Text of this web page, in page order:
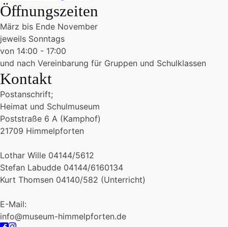
Öffnungszeiten
März bis Ende November
jeweils Sonntags
von 14:00 - 17:00
und nach Vereinbarung für Gruppen und Schulklassen
Kontakt
Postanschrift;
Heimat und Schulmuseum
Poststraße 6 A (Kamphof)
21709 Himmelpforten
Lothar Wille 04144/5612
Stefan Labudde 04144/6160134
Kurt Thomsen 04140/582 (Unterricht)
E-Mail:
info@museum-himmelpforten.de